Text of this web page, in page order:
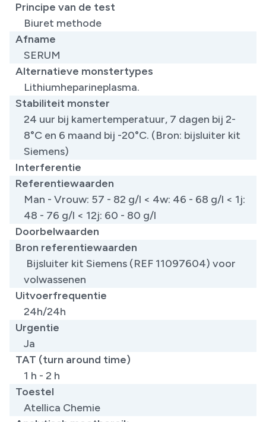
Principe van de test
Biuret methode
Afname
SERUM
Alternatieve monstertypes
Lithiumheparineplasma.
Stabiliteit monster
24 uur bij kamertemperatuur, 7 dagen bij 2-
8°C en 6 maand bij -20°C. (Bron: bijsluiter kit
Siemens)
Interferentie
Referentiewaarden
Man - Vrouw: 57 - 82 g/l < 4w: 46 - 68 g/l < 1j:
48 - 76 g/l < 12j: 60 - 80 g/l
Doorbelwaarden
Bron referentiewaarden
Bijsluiter kit Siemens (REF 11097604) voor
volwassenen ​
Uitvoerfrequentie
24h/24h
Urgentie
Ja
TAT (turn around time)
1 h - 2 h
Toestel
Atellica Chemie